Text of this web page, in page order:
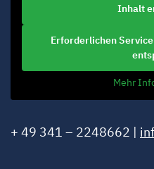
Inhalt
Erforderlichen
Mehr
+ 49 341 – 2248662 |